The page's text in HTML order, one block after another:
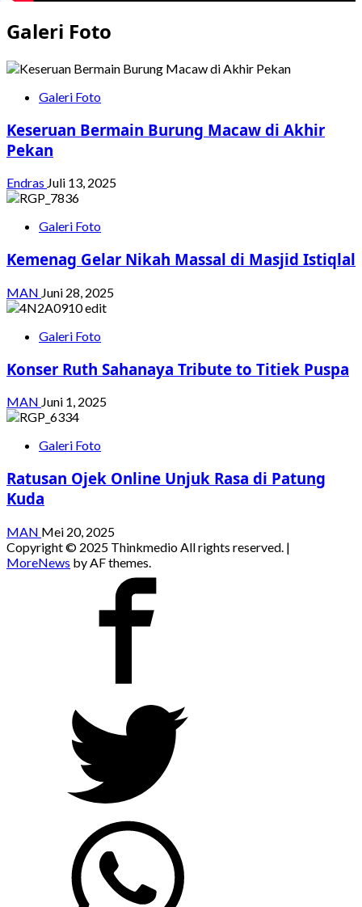
Galeri Foto
Galeri Foto
Keseruan Bermain Burung Macaw di Akhir
Pekan
Endras Juli 13, 2025
Galeri Foto
Kemenag Gelar Nikah Massal di Masjid Istiqlal
MAN Juni 28, 2025
Galeri Foto
Konser Ruth Sahanaya Tribute to Titiek Puspa
MAN Juni 1, 2025
Galeri Foto
Ratusan Ojek Online Unjuk Rasa di Patung
Kuda
MAN Mei 20, 2025
Copyright © 2025 Thinkmedio All rights reserved. |
MoreNews by AF themes.